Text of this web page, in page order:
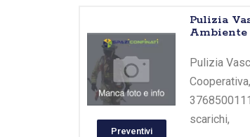
Preventivi
Pulizia
Ambiente
Pulizia
scarichi,